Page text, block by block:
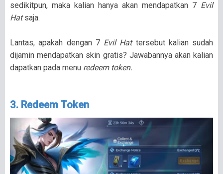
sedikitpun, maka kalian hanya akan mendapatkan 7 Evil
Hatsaja.
Lantas, apakah dengan 7Evil Hattersebut kalian sudah
dijamin mendapatkan skin gratis? Jawabannya akan kalian
dapatkan pada menu redeem token.
3. Redeem Token